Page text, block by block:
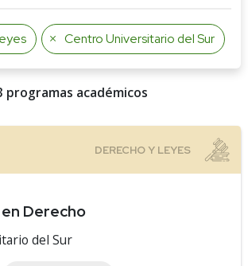
Centro Universitario del Sur
programas académicos
Derecho
del Sur